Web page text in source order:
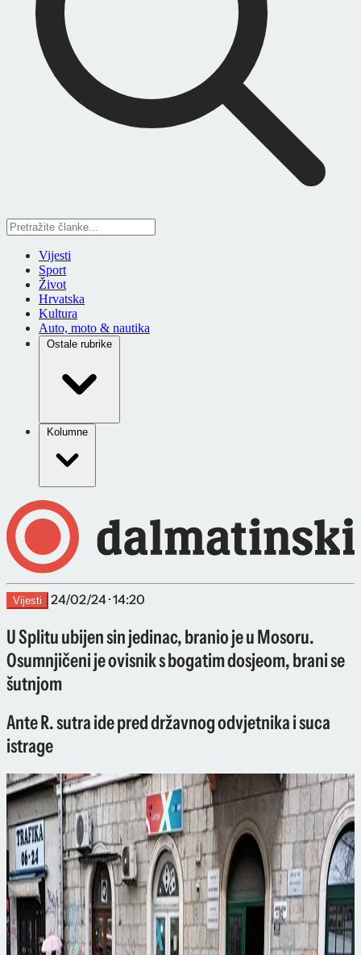
Vijesti
Sport
Život
Hrvatska
Kultura
Auto, moto & nautika
Ostale rubrike
Kolumne
Vijesti 24/02/24 · 14:20
U Splitu ubijen sin jedinac, branio je u Mosoru.
Osumnjičeni je ovisnik s bogatim dosjeom, brani se
šutnjom
Ante R. sutra ide pred državnog odvjetnika i suca
istrage